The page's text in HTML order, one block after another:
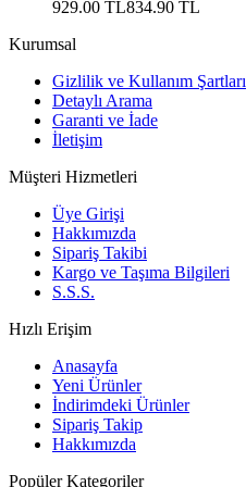
929.00 TL834.90 TL
Kurumsal
Gizlilik ve Kullanım Şartları
Detaylı Arama
Garanti ve İade
İletişim
Müşteri Hizmetleri
Üye Girişi
Hakkımızda
Sipariş Takibi
Kargo ve Taşıma Bilgileri
S.S.S.
Hızlı Erişim
Anasayfa
Yeni Ürünler
İndirimdeki Ürünler
Sipariş Takip
Hakkımızda
Popüler Kategoriler